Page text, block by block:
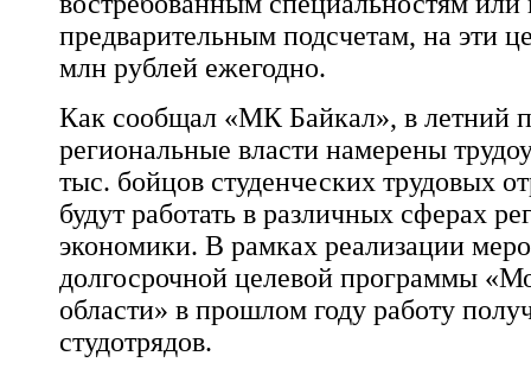
предварительным подсчетам, на эти
млн рублей ежегодно.
Как сообщал «МК Байкал», в летний
региональные власти намерены
тыс. бойцов студенческих трудовых
будут работать в различных сферах
экономики. В рамках реализации
долгосрочной целевой программы
области» в прошлом году работу
студотрядов.